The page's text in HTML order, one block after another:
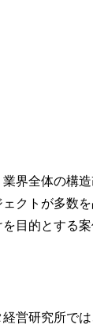
界全体の構
クトが多数
目的とする
営研究所では